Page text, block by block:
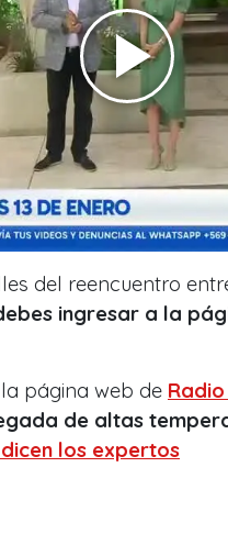
del reencuentro
ingresar a la
página web de
de altas
los expertos